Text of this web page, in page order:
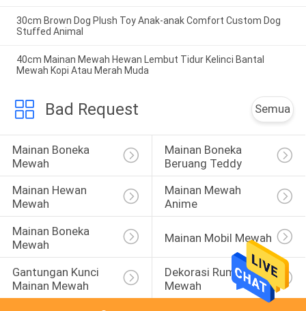
30cm Brown Dog Plush Toy Anak-anak Comfort Custom Dog
Stuffed Animal
40cm Mainan Mewah Hewan Lembut Tidur Kelinci Bantal
Mewah Kopi Atau Merah Muda
Bad Request Semua
Mainan Boneka
Mewah
Mainan Boneka
Beruang Teddy
Mainan Hewan
Mewah
Mainan Mewah
Anime
Mainan Boneka
Mewah
Mainan Mobil Mewah
Gantungan Kunci
Mainan Mewah
Dekorasi Rumah
Mewah